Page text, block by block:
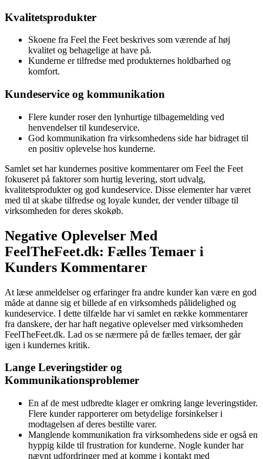
Kvalitetsprodukter
Skoene fra Feel the Feet beskrives som værende af høj
kvalitet og behagelige at have på.
Kunderne er tilfredse med produkternes holdbarhed og
komfort.
Kundeservice og kommunikation
Flere kunder roser den lynhurtige tilbagemelding ved
henvendelser til kundeservice.
God kommunikation fra virksomhedens side har bidraget til
en positiv oplevelse hos kunderne.
Samlet set har kundernes positive kommentarer om Feel the Feet
fokuseret på faktorer som hurtig levering, stort udvalg,
kvalitetsprodukter og god kundeservice. Disse elementer har været
med til at skabe tilfredse og loyale kunder, der vender tilbage til
virksomheden for deres skokøb.
Negative Oplevelser Med
FeelTheFeet.dk: Fælles Temaer i
Kunders Kommentarer
At læse anmeldelser og erfaringer fra andre kunder kan være en god
måde at danne sig et billede af en virksomheds pålidelighed og
kundeservice. I dette tilfælde har vi samlet en række kommentarer
fra danskere, der har haft negative oplevelser med virksomheden
FeelTheFeet.dk. Lad os se nærmere på de fælles temaer, der går
igen i kundernes kritik.
Lange Leveringstider og
Kommunikationsproblemer
En af de mest udbredte klager er omkring lange leveringstider.
Flere kunder rapporterer om betydelige forsinkelser i
modtagelsen af deres bestilte varer.
Manglende kommunikation fra virksomhedens side er også en
hyppig kilde til frustration for kunderne. Nogle kunder har
nævnt udfordringer med at komme i kontakt med